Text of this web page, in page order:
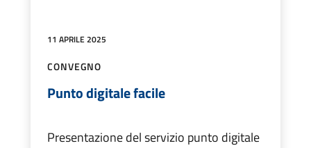
11 APRILE 2025
CONVEGNO
Punto digitale facile
Presentazione del servizio punto digitale